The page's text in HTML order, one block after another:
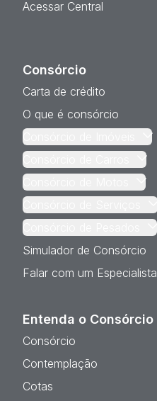
Acessar Central
Consórcio
Carta de crédito
O que é consórcio
Simulador de Consórcio
Falar com um Especialista
Entenda o Consórcio
Consórcio
Contemplação
Cotas